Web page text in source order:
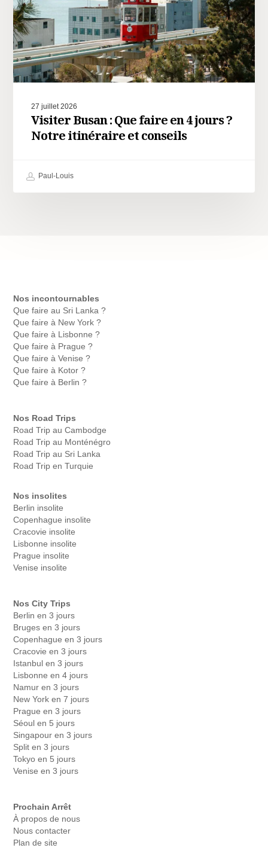
27 juillet 2026
Visiter Busan : Que faire en 4 jours ?
Notre itinéraire et conseils
Paul-Louis
Nos incontournables
Que faire au Sri Lanka ?
Que faire à New York ?
Que faire à Lisbonne ?
Que faire à Prague ?
Que faire à Venise ?
Que faire à Kotor ?
Que faire à Berlin ?
Nos Road Trips
Road Trip au Cambodge
Road Trip au Monténégro
Road Trip au Sri Lanka
Road Trip en Turquie
Nos insolites
Berlin insolite
Copenhague insolite
Cracovie insolite
Lisbonne insolite
Prague insolite
Venise insolite
Nos City Trips
Berlin en 3 jours
Bruges en 3 jours
Copenhague en 3 jours
Cracovie en 3 jours
Istanbul en 3 jours
Lisbonne en 4 jours
Namur en 3 jours
New York en 7 jours
Prague en 3 jours
Séoul en 5 jours
Singapour en 3 jours
Split en 3 jours
Tokyo en 5 jours
Venise en 3 jours
Prochain Arrêt
À propos de nous
Nous contacter
Plan de site